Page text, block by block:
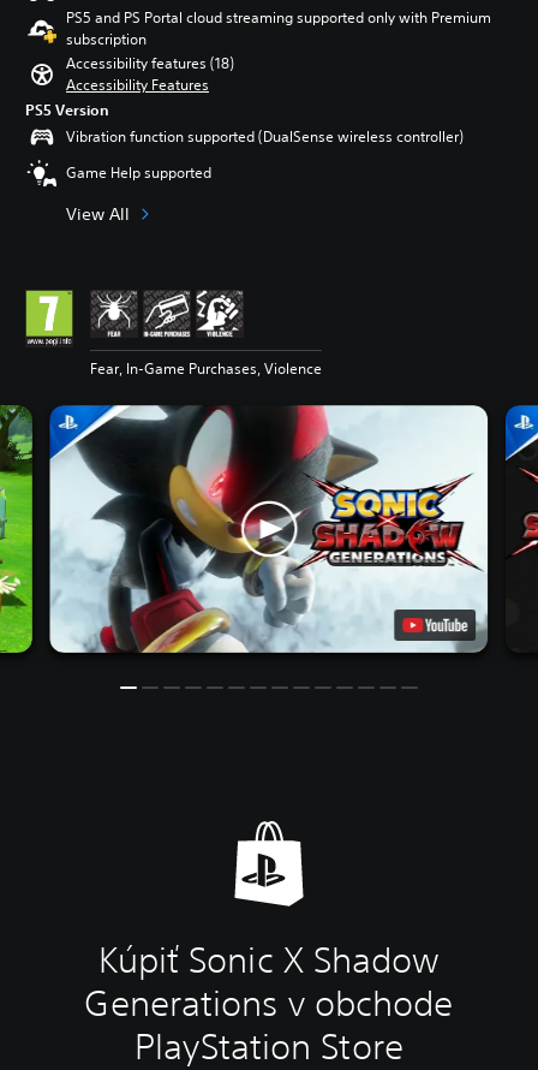
PS5 and PS Portal cloud streaming supported only with Premium
subscription
Accessibility features (18)
Accessibility Features
PS5 Version
Vibration function supported (DualSense wireless controller)
Game Help supported
View All
Fear, In-Game Purchases, Violence
Kúpiť Sonic X Shadow
Generations v obchode
PlayStation Store